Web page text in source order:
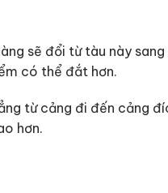
sẽ đổi từ tàu này
có thể đắt hơn.
từ cảng đi đến cảng
hơn.